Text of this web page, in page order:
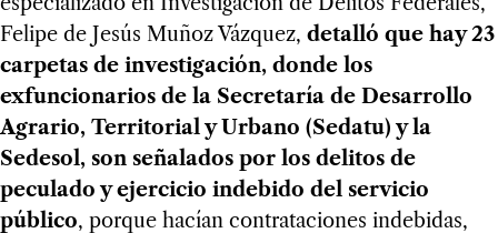
Felipe de Jesús Muñoz Vázquez, detalló que hay 23
carpetas de investigación, donde los
exfuncionarios de la Secretaría de Desarrollo
Agrario, Territorial y Urbano (Sedatu) y la
Sedesol, son señalados por los delitos de
peculado y ejercicio indebido del servicio
público, porque hacían contrataciones indebidas,